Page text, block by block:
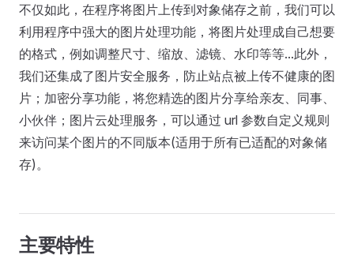
不仅如此，在程序将图片上传到对象储存之前，我们可以
利用程序中强大的图片处理功能，将图片处理成自己想要
的格式，例如调整尺寸、缩放、滤镜、水印等等...此外，
我们还集成了图片安全服务，防止站点被上传不健康的图
片；加密分享功能，将您精选的图片分享给亲友、同事、
小伙伴；图片云处理服务，可以通过 url 参数自定义规则
来访问某个图片的不同版本(适用于所有已适配的对象储
存)。
主要特性